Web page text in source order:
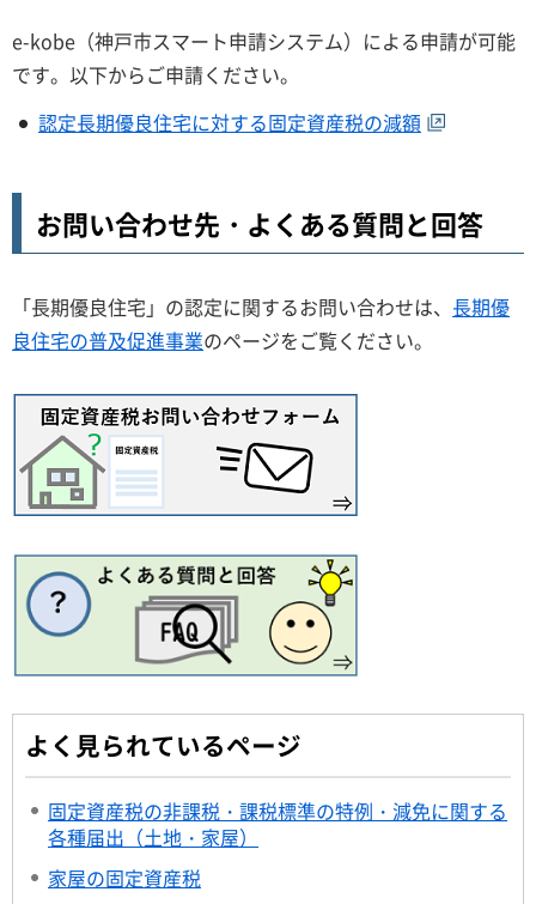
e-kobe（神戸市スマート申請システム）による申請が可能
です。以下からご申請ください。
認定長期優良住宅に対する固定資産税の減額
お問い合わせ先・よくある質問と回答
「長期優良住宅」の認定に関するお問い合わせは、 長期優
良住宅の普及促進事業のページをご覧ください。
よく見られているページ
固定資産税の非課税・課税標準の特例・減免に関する
各種届出（土地・家屋）
家屋の固定資産税